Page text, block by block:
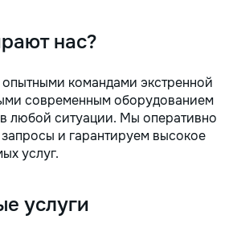
нас?
командами экстренной
современным оборудованием
любой ситуации. Мы оперативно
и гарантируем высокое
услуг.
услуги